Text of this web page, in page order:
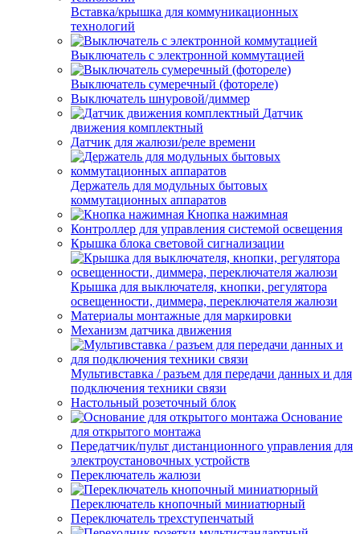
Вставка/крышка для коммуникационных
технологий
Выключатель с электронной коммутацией
Выключатель сумеречный (фотореле)
Выключатель шнуровой/диммер
Датчик
движения комплектный
Датчик для жалюзи/реле времени
Держатель для модульных бытовых
коммутационных аппаратов
Кнопка нажимная
Контроллер для управления системой освещения
Крышка блока световой сигнализации
Крышка для выключателя, кнопки, регулятора
освещенности, диммера, переключателя жалюзи
Материалы монтажные для маркировки
Механизм датчика движения
Мультивставка / разъем для передачи данных и для
подключения техники связи
Настольный розеточный блок
Основание
для открытого монтажа
Передатчик/пульт дистанционного управления для
электроустановочных устройств
Переключатель жалюзи
Переключатель кнопочный миниатюрный
Переключатель трехступенчатый